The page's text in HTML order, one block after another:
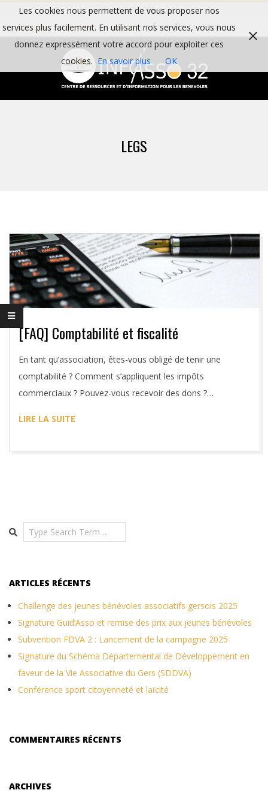
to
content
Tél : 05 62 06 59 82
Actualités Partenaires Contact
I
A
S
S
O
3
2
LEGS
[FAQ] Comptabilité et fiscalité
2016-
04-
07
En tant qu’association, êtes-vous obligé de tenir une
comptabilité ? Comment s’appliquent les impôts
commerciaux ? Pouvez-vous recevoir des dons ?…
LIRE LA SUITE
Search
ARTICLES RÉCENTS
Challenge des jeunes bénévoles associatifs gersois 2025
Signature Guid’Asso et remise des prix aux jeunes bénévoles
Subvention FDVA 2 : Lancement de la campagne 2025
Signature du Schéma Départemental de Développement en
faveur de la Vie Associative du Gers (SDDVA)
Conférence sport citoyenneté et laïcité
COMMENTAIRES RÉCENTS
ARCHIVES
Les cookies nous permettent de vous proposer nos
services plus facilement. En utilisant nos services, vous nous
donnez expressément votre accord pour exploiter ces
cookies. En savoir plus OK